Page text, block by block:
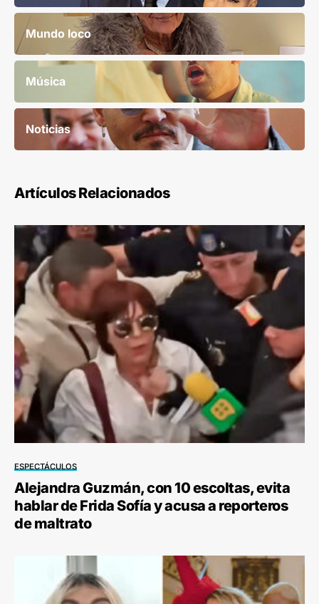
Mundo loco
Música
Noticias
Artículos Relacionados
ESPECTÁCULOS
Alejandra Guzmán, con 10 escoltas, evita
hablar de Frida Sofía y acusa a reporteros
de maltrato